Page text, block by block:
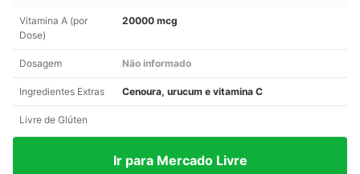
Vitamina A (por
Dose)
20000 mcg
Dosagem Não informado
Ingredientes Extras Cenoura, urucum e vitamina C
Livre de Glúten
Ir para Mercado Livre